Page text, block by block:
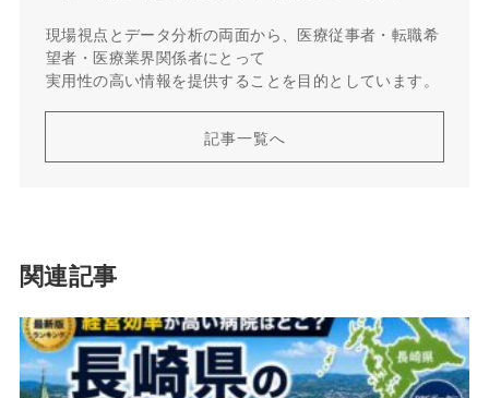
現場視点とデータ分析の両面から、医療従事者・転職希
望者・医療業界関係者にとって
実用性の高い情報を提供することを目的としています。
記事一覧へ
関連記事